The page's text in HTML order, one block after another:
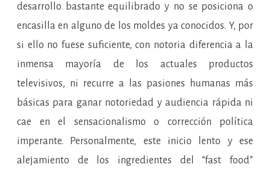
desarrollo bastante equilibrado y no se posiciona o
encasilla en alguno de los moldes ya conocidos. Y, por
si ello no fuese suficiente, con notoria diferencia a la
inmensa mayoría de los actuales productos
televisivos, ni recurre a las pasiones humanas más
básicas para ganar notoriedad y audiencia rápida ni
cae en el sensacionalismo o corrección política
imperante. Personalmente, este inicio lento y ese
alejamiento de los ingredientes del “fast food”